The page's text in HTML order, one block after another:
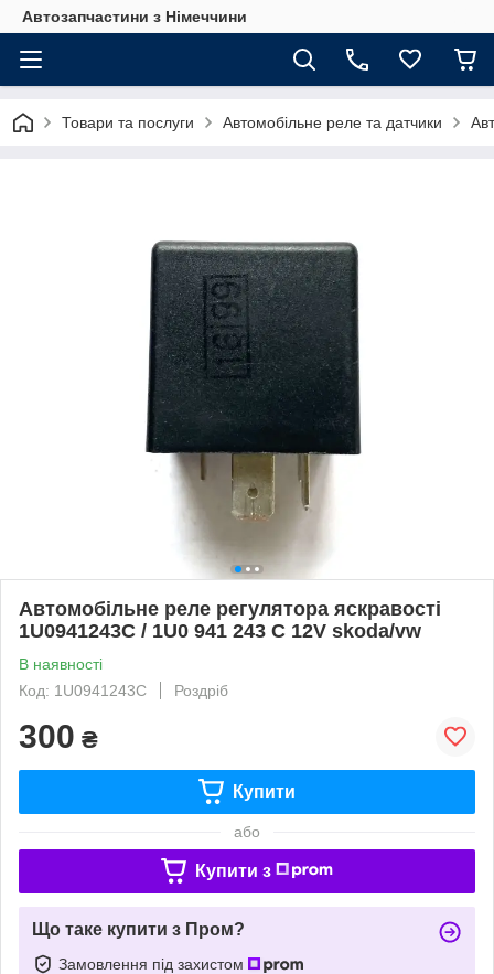
Автозапчастини з Німеччини
Товари та послуги Автомобільне реле та датчики
Автомобільне реле регулятора яскравості
1U0941243C / 1U0 941 243 C 12V skoda/vw
В наявності
Код: 1U0941243C
Роздріб
300 ₴
Купити
або
Купити з
Що таке купити з Пром?
Замовлення під захистом